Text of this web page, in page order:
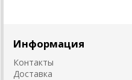
Информация
Контакты
Доставка